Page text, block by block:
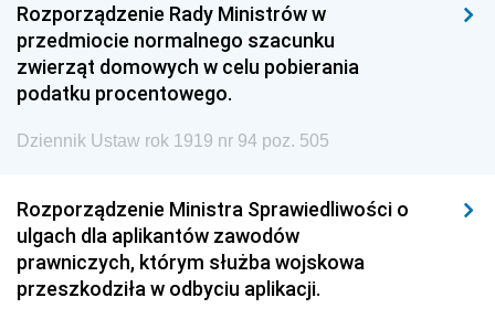
Rozporządzenie Rady Ministrów w
przedmiocie normalnego szacunku
zwierząt domowych w celu pobierania
podatku procentowego.
Dziennik Ustaw rok 1919 nr 94 poz. 505
Rozporządzenie Ministra Sprawiedliwości o
ulgach dla aplikantów zawodów
prawniczych, którym służba wojskowa
przeszkodziła w odbyciu aplikacji.